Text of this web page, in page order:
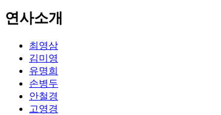
연사소개
최영삼
김미영
유명희
손병두
안철경
고영경